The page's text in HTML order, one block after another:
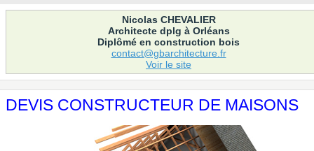
Nicolas CHEVALIER
Architecte dplg à Orléans
Diplômé en construction bois
contact@gbarchitecture.fr
Voir le site
DEVIS CONSTRUCTEUR DE MAISONS